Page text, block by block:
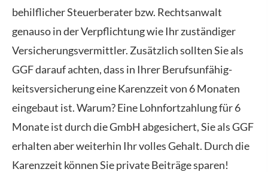
behilflicher Steuerberater bzw. Rechtsanwalt
genauso in der Verpflichtung wie Ihr zuständiger
Versicherungsvermittler. Zusätzlich sollten Sie als
GGF darauf achten, dass in Ihrer Berufs­unfähig­
keitsversicherung eine Karenzzeit von 6 Monaten
eingebaut ist. Warum? Eine Lohnfortzahlung für 6
Monate ist durch die GmbH abgesichert, Sie als GGF
erhalten aber weiterhin Ihr volles Gehalt. Durch die
Karenzzeit können Sie private Beiträge sparen!